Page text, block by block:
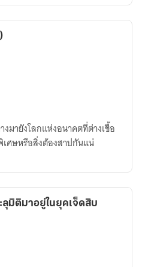
มายังโลกแห่งอนาคตที่ต่างเชื้อ
ศษหรือสิ่งต้องสาปกันแน่
ลุมิติมาอยู่ในยุคเจ็ดสิบ